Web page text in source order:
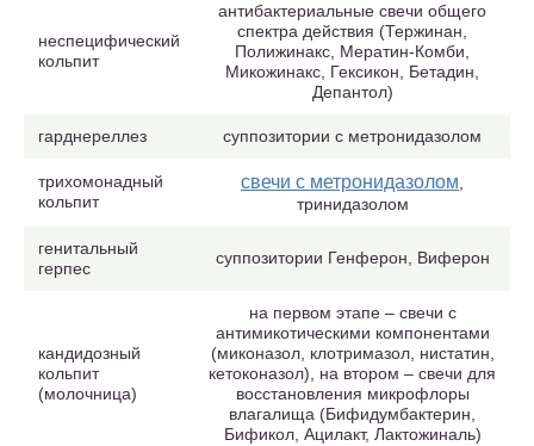
неспецифический
кольпит
антибактериальные свечи общего
спектра действия (Тержинан,
Полижинакс, Мератин-Комби,
Микожинакс, Гексикон, Бетадин,
Депантол)
гарднереллез суппозитории с метронидазолом
трихомонадный
кольпит
свечи с метронидазолом
тринидазолом
генитальный
герпес
суппозитории Генферон, Виферон
кандидозный
кольпит
(молочница)
на первом этапе – свечи с
антимикотическими компонентами
(миконазол, клотримазол, нистатин,
кетоконазол), на втором – свечи для
восстановления микрофлоры
влагалища (Бифидумбактерин,
Бификол, Ацилакт, Лактожиналь)